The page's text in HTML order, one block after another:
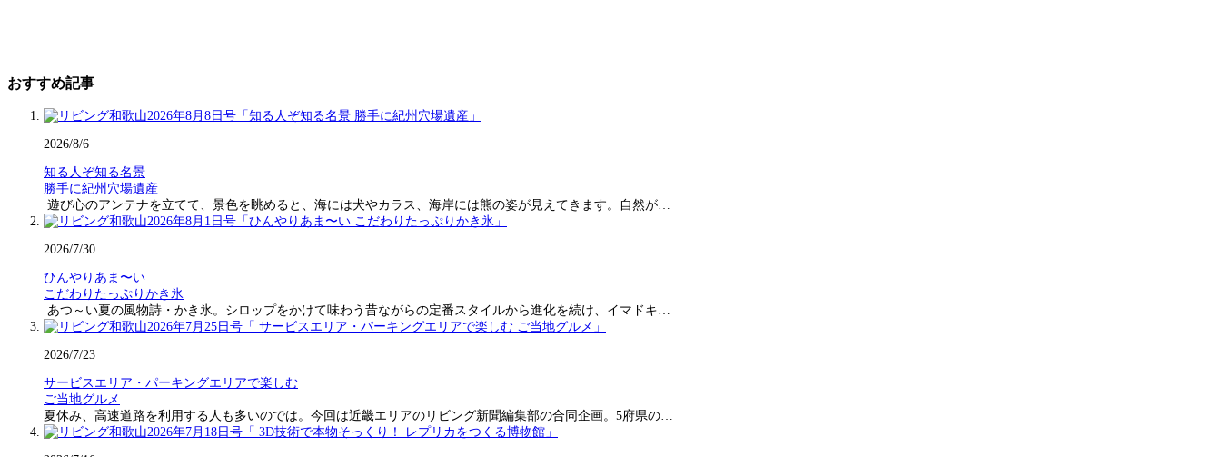
おすすめ記事
2026/8/6
知る人ぞ知る名景
勝手に紀州穴場遺産
遊び心のアンテナを立てて、景色を眺めると、海には犬やカラス、海岸には熊の姿が見えてきます。自然が…
2026/7/30
ひんやりあま〜い
こだわりたっぷりかき氷
あつ～い夏の風物詩・かき氷。シロップをかけて味わう昔ながらの定番スタイルから進化を続け、イマドキ…
2026/7/23
サービスエリア・パーキングエリアで楽しむ
ご当地グルメ
夏休み、高速道路を利用する人も多いのでは。今回は近畿エリアのリビング新聞編集部の合同企画。5府県の…